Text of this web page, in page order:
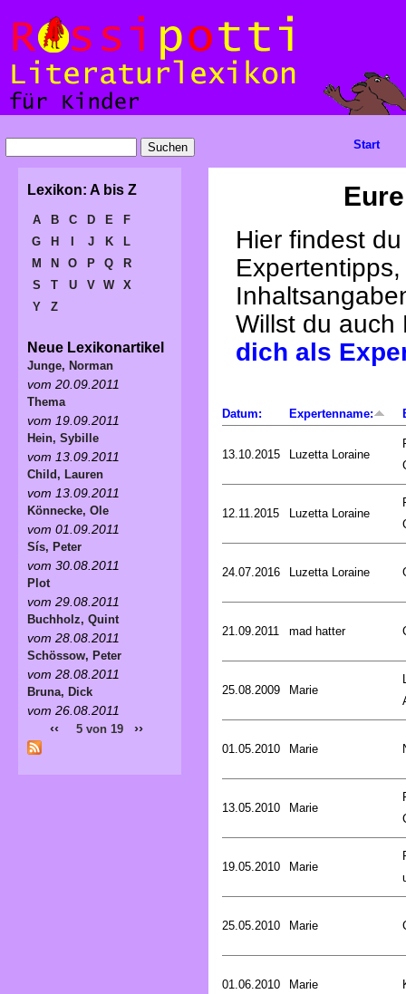
Hier findest
Willst du
dich als
Datum: Expertenname:
13.10.2015 Luzetta Loraine
12.11.2015 Luzetta Loraine
24.07.2016 Luzetta Loraine
21.09.2011 mad hatter
25.08.2009 Marie
01.05.2010 Marie
13.05.2010 Marie
19.05.2010 Marie
25.05.2010 Marie
01.06.2010 Marie
Start
Lexikon: A bis Z
A B C D E
F
G
H J K
L
M
N O P Q
R
S
T U V W
X
Y
Z
Neue Lexikonartikel
Junge, Norman
vom 20.09.2011
Thema
vom 19.09.2011
Hein, Sybille
vom 13.09.2011
Child, Lauren
vom 13.09.2011
Könnecke, Ole
vom 01.09.2011
Sís, Peter
vom 30.08.2011
Plot
vom 29.08.2011
Buchholz, Quint
vom 28.08.2011
Schössow, Peter
vom 28.08.2011
Bruna, Dick
vom 26.08.2011
‹‹ 5 von 19 ››